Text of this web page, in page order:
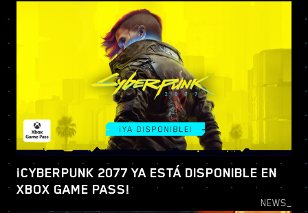
¡CYBERPUNK 2077 YA ESTÁ DISPONIBLE EN
XBOX GAME PASS!
NEWS_